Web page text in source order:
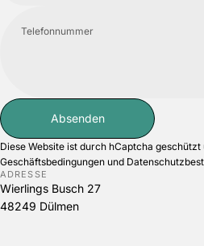
Telefonnummer
Nachricht
Absenden
Absenden
Diese Website ist durch hCaptcha geschützt
Geschäftsbedingungen und
ADRESSE
Wierlings Busch 27
48249 Dülmen